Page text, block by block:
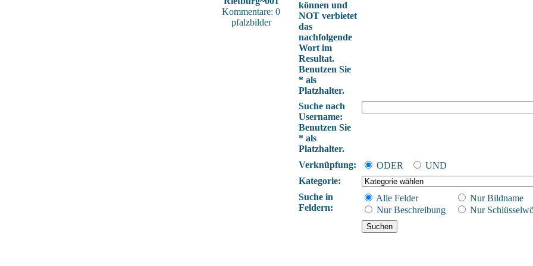
Kommentare: 0
pfalzbilder
können und
NOT verbietet
das
nachfolgende
Wort im
Resultat.
Benutzen Sie
* als
Platzhalter.
Suche nach
Username:
Benutzen Sie
* als
Platzhalter.
Verknüpfung:
ODER
UND
Kategorie:
Suche in
Feldern:
Alle Felder
Nur Bildname
Nur Beschreibung
Nur